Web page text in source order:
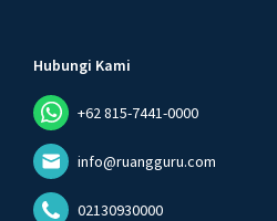
Hubungi Kami
+62 815-7441-0000
info@ruangguru.com
02130930000